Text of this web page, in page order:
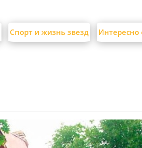
Спорт и жизнь звезд